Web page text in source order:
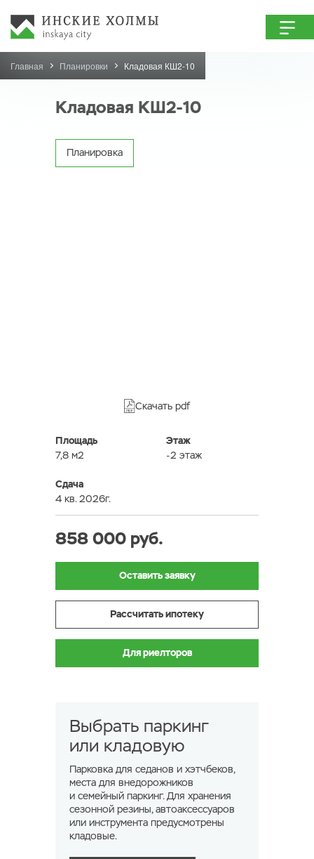
Главная Планировки Кладовая КШ2-10
Кладовая КШ2-10
Планировка
Скачать pdf
Площадь
7,8 м2
Этаж
-2 этаж
Сдача
4 кв. 2026г.
858 000 руб.
Оставить заявку
Рассчитать ипотеку
Для риелторов
Выбрать паркинг
или кладовую
Парковка для седанов и хэтчбеков,
места для внедорожников
и семейный паркинг. Для хранения
сезонной резины, автоаксессуаров
или инструмента предусмотрены
кладовые.